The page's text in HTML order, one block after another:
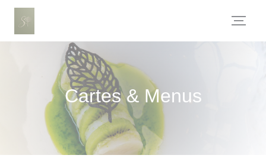
Personnalisation de vos choix en matière de cookies
Cartes & Menus